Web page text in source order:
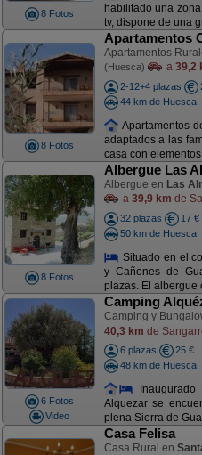
8 Fotos
habilitado una
tv, dispone de una
8 Fotos
Apartamentos
Apartamentos
(Huesca) a 39,2
2-12+4 plazas
44 km de Huesca
Apartamentos
adaptados a las
casa con
8 Fotos
Albergue Las
Albergue en Las
a 39,9 km de
32 plazas
17 €
50 km de Huesca
Situado en el
y Cañones de
plazas. El albergue
6 Fotos
Video
Camping
Camping y
40,3 km de
6 plazas
25 €
48 km de Huesca
Alquezar se
plena Sierra de
Casa Felisa
Casa Rural en